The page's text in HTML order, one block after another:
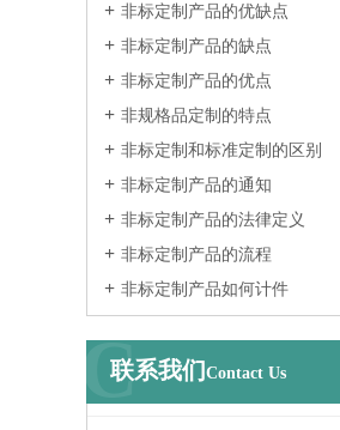
非标定制产品的优缺点
非标定制产品的缺点
非标定制产品的优点
非规格品定制的特点
非标定制和标准定制的区别
非标定制产品的通知
非标定制产品的法律定义
非标定制产品的流程
非标定制产品如何计件
联系我们 Contact Us
C